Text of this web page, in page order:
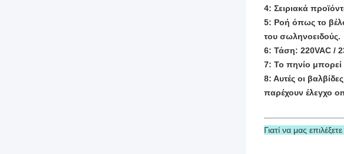
4: Σειριακά
5: Ροή όπως το
του σωληνοειδούς.
6: Τάση: 220VAC /
7: Το πηνίο μπορεί
8: Αυτές οι
παρέχουν έλεγχο
Γιατί να μας επιλέξετε